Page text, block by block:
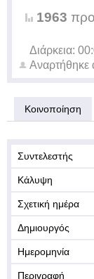
1963
Διάρκεια:
Αναρτήθηκε
Κοινοποίηση
Συντελεστής
Κάλυψη
Σχετική ημέρα
Δημιουργός
Ημερομηνία
Περιγραφή